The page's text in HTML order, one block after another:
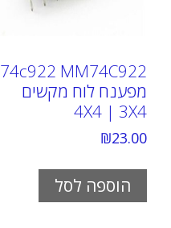
74c922 MM74C922
מפענח לוח מקשים
4X4 | 3X4
₪23.00
הוספה לסל